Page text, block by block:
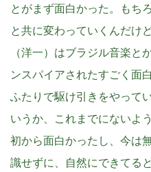
とがまず面白かった。もち
と共に変わっていくんだけ
（洋一）はブラジル音楽と
ンスパイアされたすごく面
ふたりで駆け引きをやって
いうか、これまでにないよ
初から面白かったし、今は
識せずに、自然にできてると